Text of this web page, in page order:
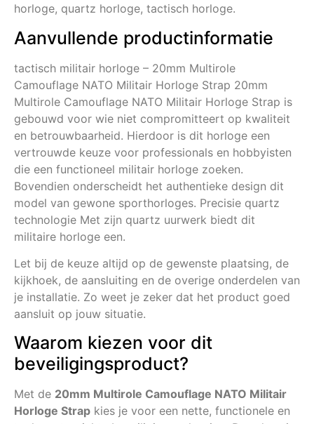
horloge, quartz horloge, tactisch horloge.
Aanvullende productinformatie
tactisch militair horloge – 20mm Multirole
Camouflage NATO Militair Horloge Strap 20mm
Multirole Camouflage NATO Militair Horloge Strap is
gebouwd voor wie niet compromitteert op kwaliteit
en betrouwbaarheid. Hierdoor is dit horloge een
vertrouwde keuze voor professionals en hobbyisten
die een functioneel militair horloge zoeken.
Bovendien onderscheidt het authentieke design dit
model van gewone sporthorloges. Precisie quartz
technologie Met zijn quartz uurwerk biedt dit
militaire horloge een.
Let bij de keuze altijd op de gewenste plaatsing, de
kijkhoek, de aansluiting en de overige onderdelen van
je installatie. Zo weet je zeker dat het product goed
aansluit op jouw situatie.
Waarom kiezen voor dit
beveiligingsproduct?
Met de 20mm Multirole Camouflage NATO Militair
Horloge Strap kies je voor een nette, functionele en